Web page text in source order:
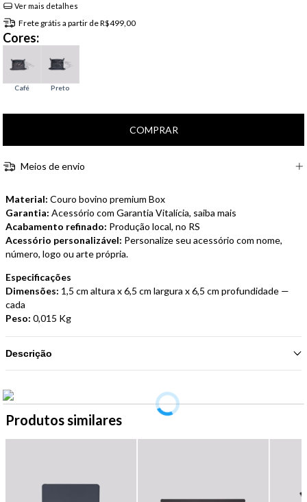
Ver mais detalhes
Frete grátis a partir deR$499,00
Cores:
Meios de envio
Material: Couro bovino premium Box
Garantia: Acessório com Garantia Vitalícia, saiba mais
Acabamento refinado: Produção local, no RS
Acessório personalizável: Personalize seu acessório com nome,
número, logo ou arte própria.
Especificações
Dimensões: 1,5 cm altura x 6,5 cm largura x 6,5 cm profundidade —
cada
Peso: 0,015 Kg
Descrição
Produtos similares